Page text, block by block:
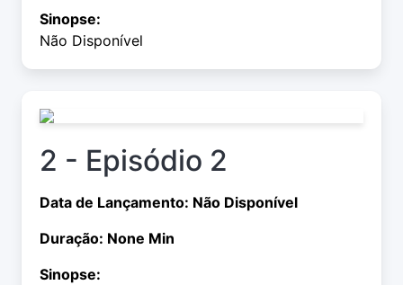
Sinopse:
Não Disponível
2 - Episódio 2
Data de Lançamento: Não Disponível
Duração: None Min
Sinopse: